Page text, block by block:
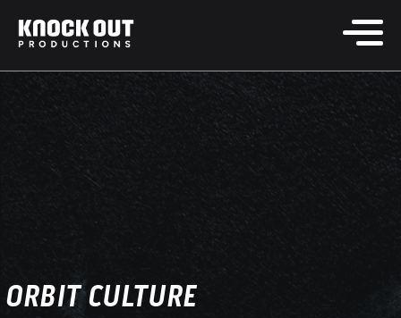
ORBIT CULTURE